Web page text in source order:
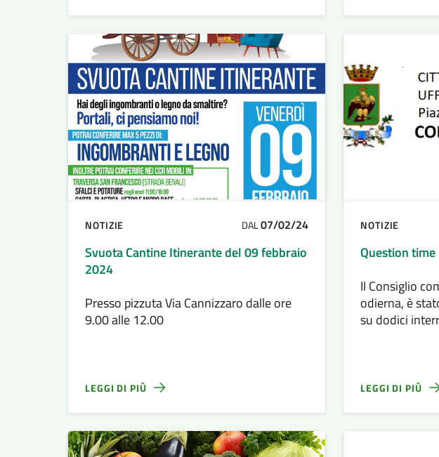
NOTIZIE DAL07/02/24
Svuota Cantine Itinerante del 09 febbraio
2024
Presso pizzuta Via Cannizzaro dalle ore
9.00 alle 12.00
LEGGI DI PIÙ
NOTIZIE
Question time
Il Consiglio
odierna, è
su dodici
LEGGI DI PIÙ